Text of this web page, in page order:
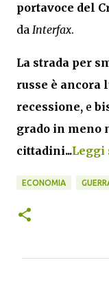
portavoce del
da Interfax.
La strada per
russe è ancora
recessione, e
grado in meno
cittadini...Leggi
ECONOMIA